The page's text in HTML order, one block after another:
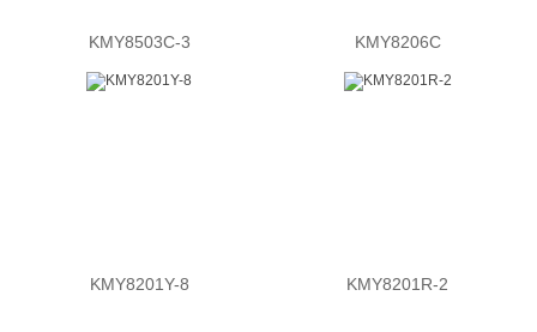
KMY8503C-3 KMY8206C
KMY8201Y-8 KMY8201R-2